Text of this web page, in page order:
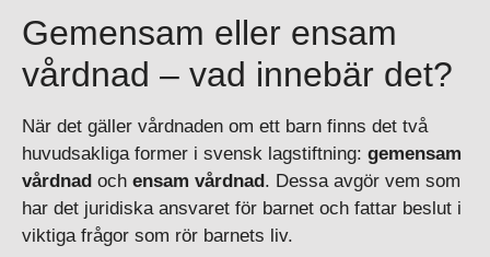
Gemensam eller ensam
vårdnad – vad innebär det?
När det gäller vårdnaden om ett barn finns det två
huvudsakliga former i svensk lagstiftning: gemensam
vårdnad och ensam vårdnad. Dessa avgör vem som
har det juridiska ansvaret för barnet och fattar beslut i
viktiga frågor som rör barnets liv.